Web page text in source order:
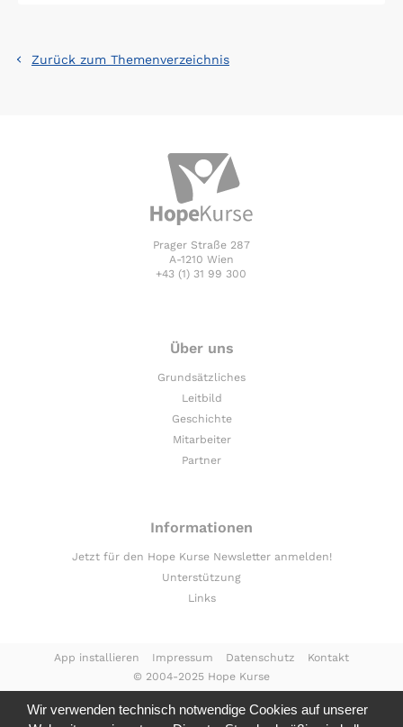
Zurück zum Themenverzeichnis
Prager Straße 287
A-1210 Wien
+43 (1) 31 99 300
Über uns
Grundsätzliches
Leitbild
Geschichte
Mitarbeiter
Partner
Informationen
Jetzt für den Hope Kurse Newsletter anmelden!
Unterstützung
Links
© 2004-2025 Hope Kurse
App installieren Impressum Datenschutz Kontakt
Wir verwenden technisch notwendige Cookies auf unserer